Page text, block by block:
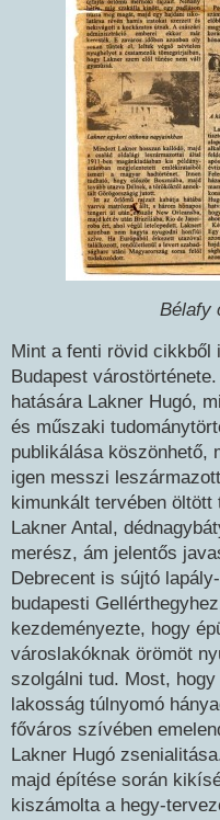
Bélafy
Mint a fenti rövid cikkből
Budapest
hatására Lakner Hugó,
és műszaki
publikálása köszönhető,
igen messzi
kimunkált tervében öltött
Lakner Antal,
merész, ám jelentős
Debrecent is sújtó
budapesti
kezdeményezte, hogy
városlakóknak örömöt
szolgálni tud. Most,
lakosság túlnyomó
főváros szívében
Lakner Hugó
majd építése során
kiszámolta a hegy-